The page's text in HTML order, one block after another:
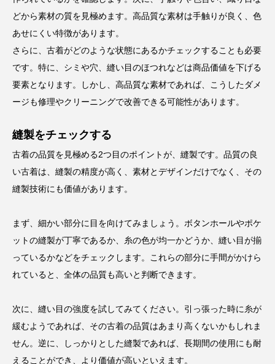
どから素材の質を見極めます。高品質な素材は手触りが良く、色
あせにくい特徴があります。
さらに、古着がどのような状態にあるかチェックすることも必要
です。特に、シミや穴、縫い目のほつれなどは商品価値を下げる
要素となります。しかし、高品質な素材であれば、こうしたダメ
ージも修理やクリーニングで改善できる可能性があります。
縫製をチェックする
古着の品質を見極める2つ目のポイントが、縫製です。品質の良
い古着は、縫製の精度が高く、素材とデザインだけでなく、その
縫製技術にも価値があります。
まず、細かい部分に目を向けてみましょう。ボタンホールやポケ
ットの縫製が丁寧であるか、糸の色が均一かどうか、縫い目が揃
っているかなどをチェックします。これらの部分に手間がかけら
れていると、全体の品質も高いと判断できます。
次に、縫い目の強度を試してみてください。引っ張った時に糸が
緩むようであれば、その古着の品質はあまり高くないかもしれま
せん。逆に、しっかりとした縫製であれば、長期間の使用にも耐
えることができ、より価値が高いといえます。